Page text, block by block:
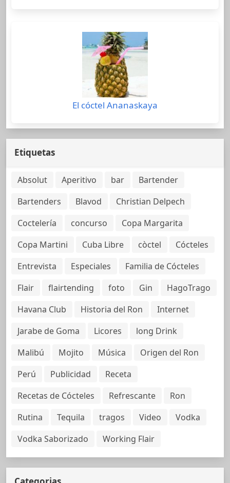
El cóctel Ananaskaya
Etiquetas
Absolut Aperitivo bar
Bartender
Bartenders
Blavod
Christian Delpech
Coctelería
concurso
Copa Margarita
Copa Martini
Cuba Libre còctel
Cócteles
Entrevista
Especiales
Familia de Cócteles
Flair
flairtending foto Gin
HagoTrago
Havana Club
Historia del Ron
Internet
Jarabe de Goma
Licores
long Drink
Malibú
Mojito Música
Origen del Ron
Perú
Publicidad
Receta
Recetas de Cócteles
Refrescante
Ron
Rutina
Tequila tragos Video
Vodka
Vodka Saborizado
Working Flair